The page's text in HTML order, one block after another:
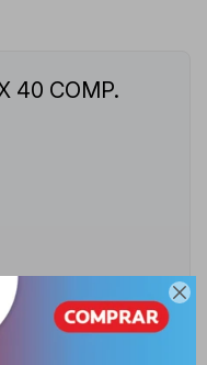

40 COMP.